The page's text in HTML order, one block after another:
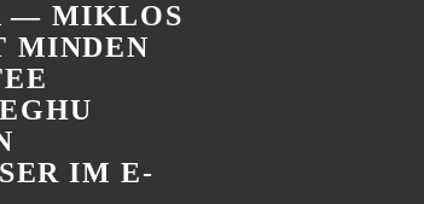
— MIKLOS
MINDEN
IM E-